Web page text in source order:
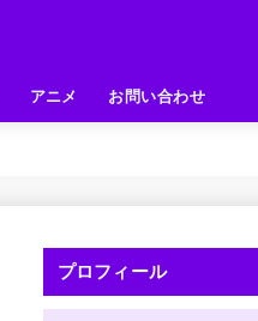
アニメ お問い合わせ
プロフィール